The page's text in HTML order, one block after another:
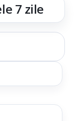
7 zile